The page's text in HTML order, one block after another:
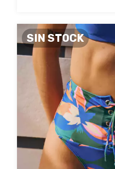
SIN STOCK